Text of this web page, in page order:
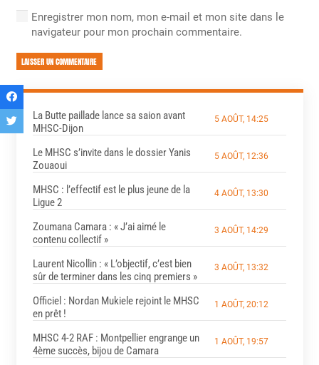
Enregistrer mon nom, mon e-mail et mon site dans le
navigateur pour mon prochain commentaire.
LAISSER UN COMMENTAIRE
La Butte paillade lance sa saion avant
MHSC-Dijon
5 AOÛT, 14:25
Le MHSC s’invite dans le dossier Yanis
Zouaoui
5 AOÛT, 12:36
MHSC : l’effectif est le plus jeune de la
Ligue 2
4 AOÛT, 13:30
Zoumana Camara : « J’ai aimé le
contenu collectif »
3 AOÛT, 14:29
Laurent Nicollin : « L’objectif, c’est bien
sûr de terminer dans les cinq premiers »
3 AOÛT, 13:32
Officiel : Nordan Mukiele rejoint le MHSC
en prêt !
1 AOÛT, 20:12
MHSC 4-2 RAF : Montpellier engrange un
4ème succès, bijou de Camara
1 AOÛT, 19:57